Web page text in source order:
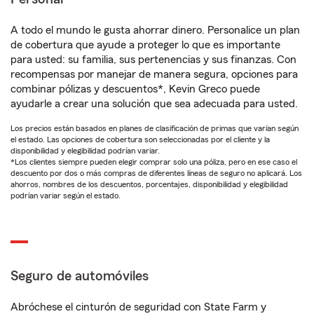
A todo el mundo le gusta ahorrar dinero. Personalice un plan
de cobertura que ayude a proteger lo que es importante
para usted: su familia, sus pertenencias y sus finanzas. Con
recompensas por manejar de manera segura, opciones para
combinar pólizas y descuentos*, Kevin Greco puede
ayudarle a crear una solución que sea adecuada para usted.
Los precios están basados en planes de clasificación de primas que varían según
el estado. Las opciones de cobertura son seleccionadas por el cliente y la
disponibilidad y elegibilidad podrían variar.
*Los clientes siempre pueden elegir comprar solo una póliza, pero en ese caso el
descuento por dos o más compras de diferentes líneas de seguro no aplicará. Los
ahorros, nombres de los descuentos, porcentajes, disponibilidad y elegibilidad
podrían variar según el estado.
Seguro de automóviles
Abróchese el cinturón de seguridad con State Farm y